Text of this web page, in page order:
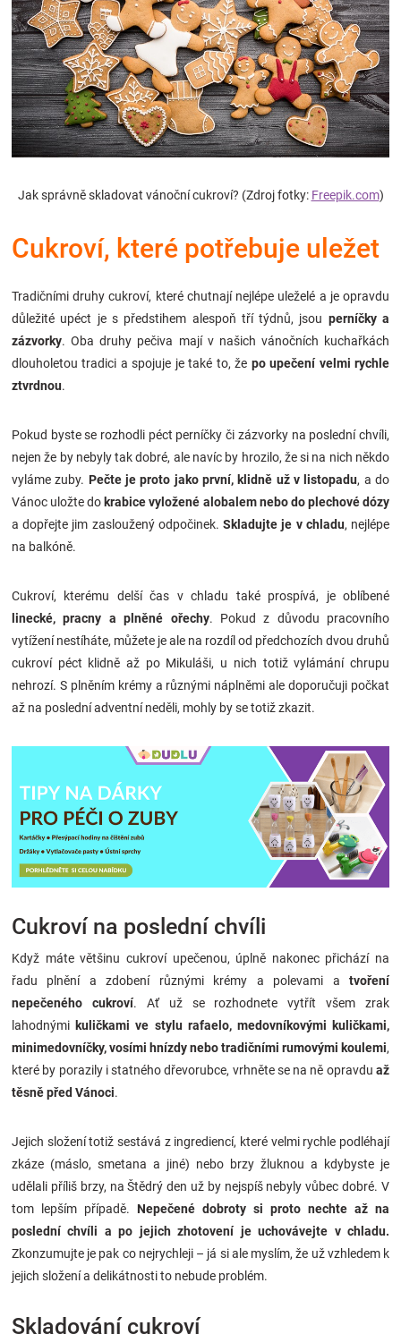
Těhotenské
oblečení
Novinky
Značky
Blog
Hračkářství
Přihlášení
Jak správně skladovat vánoční cukroví? (Zdroj fotky: Freepik.com)
Cukroví, které potřebuje uležet
Tradičními druhy cukroví, které chutnají nejlépe uleželé a je opravdu
důležité upéct je s předstihem alespoň tří týdnů, jsou perníčky a
zázvorky. Oba druhy pečiva mají v našich vánočních kuchařkách
dlouholetou tradici a spojuje je také to, že po upečení velmi rychle
ztvrdnou.
Pokud byste se rozhodli péct perníčky či zázvorky na poslední chvíli,
nejen že by nebyly tak dobré, ale navíc by hrozilo, že si na nich někdo
vyláme zuby. Pečte je proto jako první, klidně už v listopadu, a do
Vánoc uložte do krabice vyložené alobalem nebo do plechové dózy
a dopřejte jim zasloužený odpočinek.Skladujte je v chladu, nejlépe
na balkóně.
Cukroví, kterému delší čas v chladu také prospívá, je oblíbené
linecké, pracny a plněné ořechy. Pokud z důvodu pracovního
vytížení nestíháte, můžete je ale na rozdíl od předchozích dvou druhů
cukroví péct klidně až po Mikuláši, u nich totiž vylámání chrupu
nehrozí. S plněním krémy a různými náplněmi ale doporučuji počkat
až na poslední adventní neděli, mohly by se totiž zkazit.
Cukroví na poslední chvíli
Když máte většinu cukroví upečenou, úplně nakonec přichází na
řadu plnění a zdobení různými krémy a polevami a tvoření
nepečeného cukroví. Ať už se rozhodnete vytřít všem zrak
lahodnými kuličkami ve stylu rafaelo, medovníkovými kuličkami,
minimedovníčky, vosími hnízdy nebo tradičními rumovými koulemi,
které by porazily i statného dřevorubce, vrhněte se na ně opravdu až
těsně před Vánoci.
Jejich složení totiž sestává z ingrediencí, které velmi rychle podléhají
zkáze (máslo, smetana a jiné) nebo brzy žluknou a kdybyste je
udělali příliš brzy, na Štědrý den už by nejspíš nebyly vůbec dobré. V
tom lepším případě. Nepečené dobroty si proto nechte až na
poslední chvíli a po jejich zhotovení je uchovávejte v chladu.
Zkonzumujte je pak co nejrychleji – já si ale myslím, že už vzhledem k
jejich složení a delikátnosti to nebude problém.
Skladování cukroví